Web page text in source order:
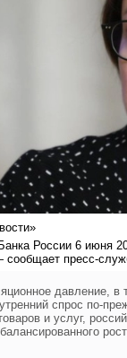
России 6 июня
пресс-
давление, в
спрос по-
и услуг,